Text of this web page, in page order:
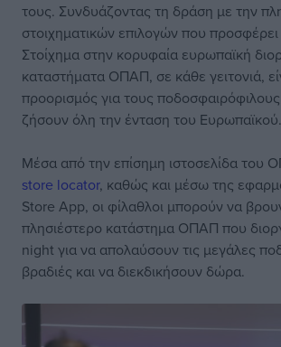
τους. Συνδυάζοντας τη δράση με την
στοιχηματικών επιλογών που
Στοίχημα στην κορυφαία ευρωπαϊκή
καταστήματα ΟΠΑΠ, σε κάθε γειτονιά,
προορισμός για τους
ζήσουν όλη την ένταση του Ευρωπαϊκού.
Μέσα από την επίσημη ιστοσελίδα του
store locator, καθώς και μέσω της
Store App, οι φίλαθλοι μπορούν να
πλησιέστερο κατάστημα ΟΠΑΠ που
night για να απολαύσουν τις μεγάλες
βραδιές και να διεκδικήσουν δώρα.